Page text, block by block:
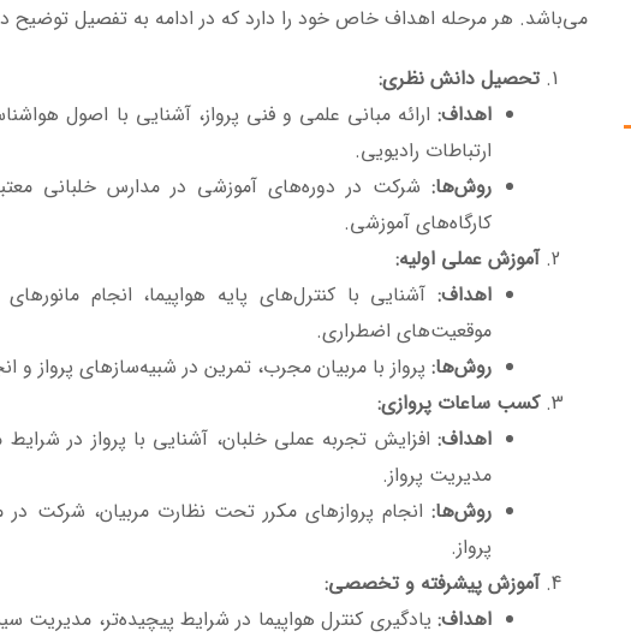
می‌باشد. هر مرحله اهداف خاص خود را دارد که در ادامه به تفصیل توضیح
تحصیل دانش نظری:
اهداف: ارائه مبانی علمی و فنی پرواز، آشنایی با اصول
ارتباطات رادیویی.
روش‌ها: شرکت در دوره‌های آموزشی در مدارس خلبانی
کارگاه‌های آموزشی.
آموزش عملی اولیه:
اهداف: آشنایی با کنترل‌های پایه هواپیما، انجام
موقعیت‌های اضطراری.
روش‌ها: پرواز با مربیان مجرب، تمرین در شبیه‌سازهای پرواز و
کسب ساعات پروازی:
اهداف: افزایش تجربه عملی خلبان، آشنایی با پرواز در
مدیریت پرواز.
روش‌ها: انجام پروازهای مکرر تحت نظارت مربیان، شرکت
پرواز.
آموزش پیشرفته و تخصصی:
اهداف: یادگیری کنترل هواپیما در شرایط پیچیده‌تر، مدیریت